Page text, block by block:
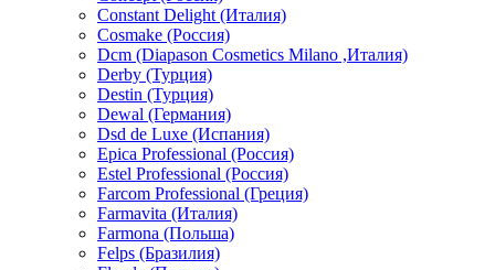
Constant Delight (Италия)
Cosmake (Россия)
Dcm (Diapason Cosmetics Milano ,Италия)
Derby (Турция)
Destin (Турция)
Dewal (Германия)
Dsd de Luxe (Испания)
Epica Professional (Россия)
Estel Professional (Россия)
Farcom Professional (Греция)
Farmavita (Италия)
Farmona (Польша)
Felps (Бразилия)